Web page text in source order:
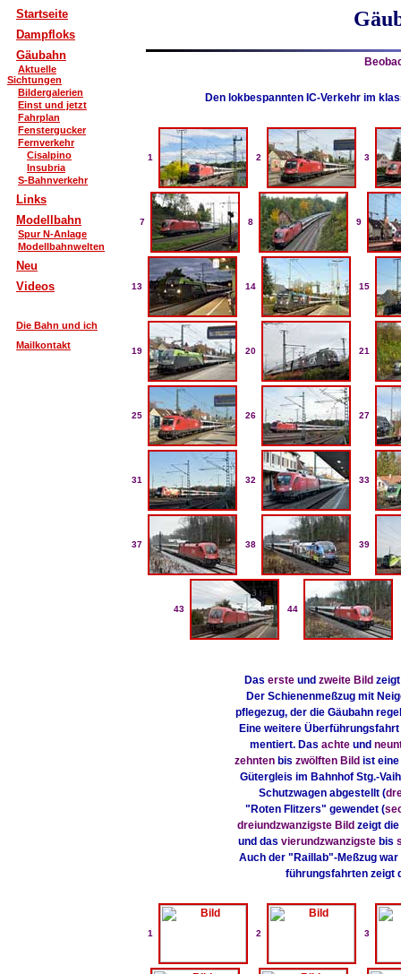
Startseite
Dampfloks
Gäubahn
Aktuelle
Sichtungen
Bildergalerien
Einst und jetzt
Fahrplan
Fenstergucker
Fernverkehr
Cisalpino
Insubria
S-Bahnverkehr
Links
Modellbahn
Spur N-Anlage
Modellbahnwelten
Neu
Videos
Die Bahn und ich
Mailkontakt
Den lokbespannten IC-Verkehr im
1 2 3
7 8 9
13 14 15
19 20 21
25 26 27
31 32 33
37 38 39
43 44
Das erste und zweite Bild
Der Schienenmeßzug mit
pflegezug, der die Gäubahn
Eine weitere
mentiert. Dasachteund
zehnten bis zwölften Bild ist
Gütergleis im Bahnhof Stg.-
Schutzwagen abgestellt (
"Roten Flitzers" gewendet (
dreiundzwanzigste Bild zeigt
und dasvierundzwanzigste bis
Auch der "Raillab"-Meßzug
führungsfahrten zeigt
1 2 3